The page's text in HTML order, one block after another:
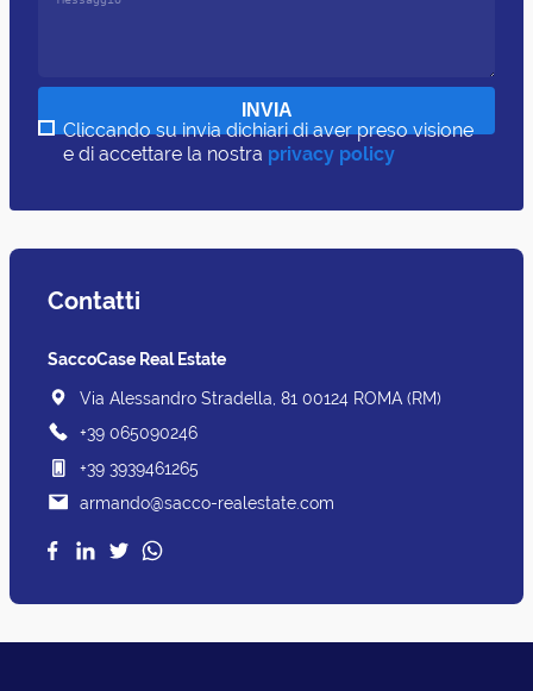
Cliccando su invia dichiari di aver preso visione
e di accettare la nostra privacy policy
Contatti
SaccoCase Real Estate
Via Alessandro Stradella, 81 00124 ROMA (RM)
+39 065090246
+39 3939461265
armando@sacco-realestate.com